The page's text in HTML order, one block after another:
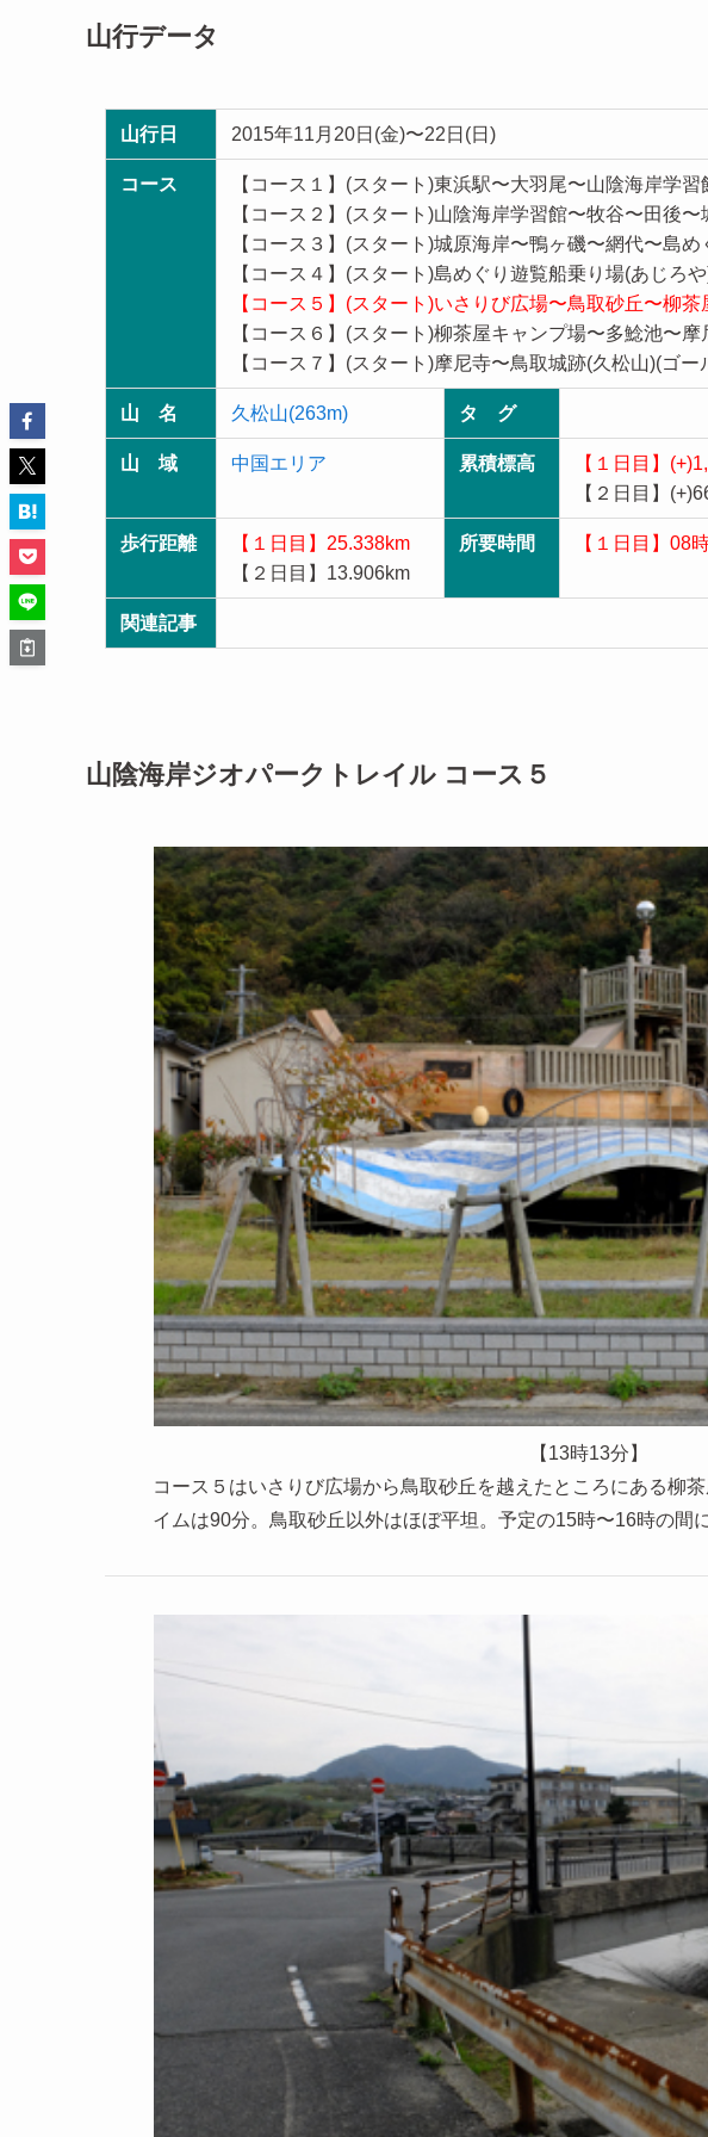
山行データ
山行日 2015年11月20日(金)〜22日(日)
コース
【コース１】(スタート)東浜駅〜大羽尾〜山陰海岸学習
【コース２】(スタート)山陰海岸学習館〜牧谷〜田後
【コース３】(スタート)城原海岸〜鴨ヶ磯〜網代〜島
【コース４】(スタート)島めぐり遊覧船乗り場(あじろ
【コース５】(スタート)いさりび広場〜鳥取砂丘〜柳
【コース６】(スタート)柳茶屋キャンプ場〜多鯰池〜摩
【コース７】(スタート)摩尼寺〜鳥取城跡(久松山)(ゴー
山 名 久松山(263m) タ グ
山 域 中国エリア 累積標高
【１日目】
【２日目】
歩行距離
【１日目】25.338km
【２日目】13.906km
所要時間 【１日目】08
関連記事
山陰海岸ジオパークトレイル コース５
【13時13分】
コース５はいさりび広場から鳥取砂丘を越えたところにある柳
イムは90分。鳥取砂丘以外はほぼ平坦。予定の15時〜16時の間